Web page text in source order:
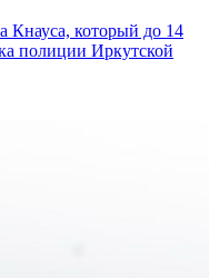
Кнауса, который до 14
полиции Иркутской